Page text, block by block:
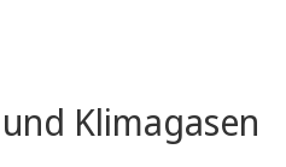
Klimagasen